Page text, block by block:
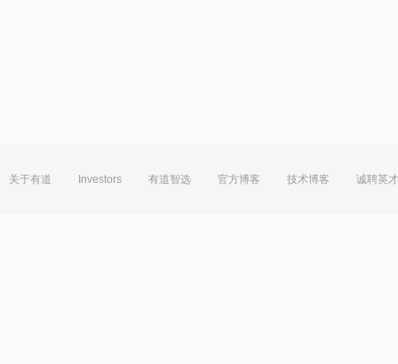
关于有道 Investors 有道智选 官方博客 技术博客 诚聘英才